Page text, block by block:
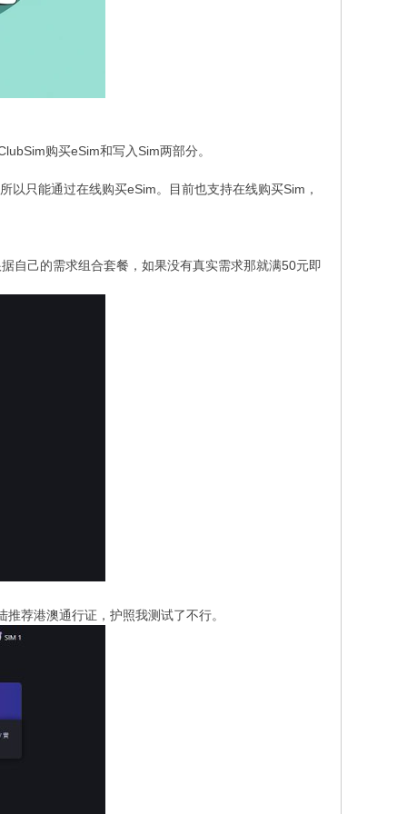
购买eSim和写入Sim两部分。
只能通过在线购买eSim。目前也支持在线购买Sim，
己的需求组合套餐，如果没有真实需求那就满50元即
荐港澳通行证，护照我测试了不行。